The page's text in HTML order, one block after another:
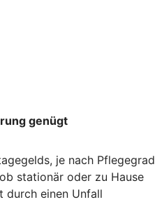
genügt
je nach Pflegegrad
stationär oder zu Hause
durch einen Unfall